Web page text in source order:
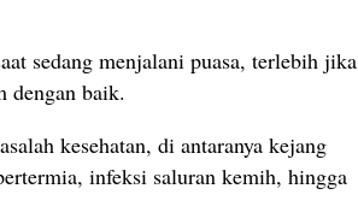
sedang menjalani puasa, terlebih jika
dengan baik.
kesehatan, di antaranya kejang
infeksi saluran kemih, hingga